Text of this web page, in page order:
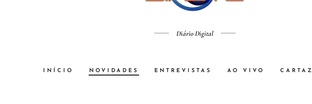
Diário Digital
INÍCIO NOVIDADES ENTREVISTAS AO VIVO CARTAZ